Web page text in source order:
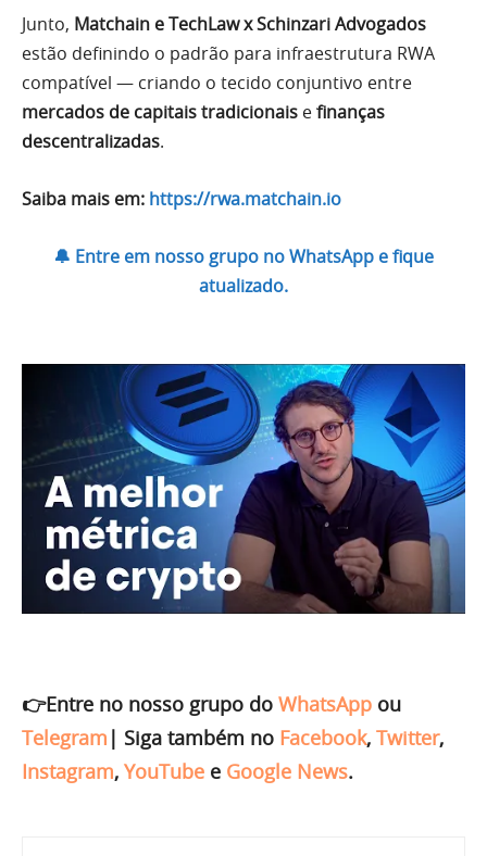
Junto, Matchain e TechLaw x Schinzari Advogados
estão definindo o padrão para infraestrutura RWA
compatível — criando o tecido conjuntivo entre
mercados de capitais tradicionais efinanças
descentralizadas.
Saiba mais em: https://rwa.matchain.io
🔔 Entre em nosso grupo no WhatsApp e fique
atualizado.
👉Entre no nosso grupo do WhatsApp ou
Telegram | Siga também no Facebook, Twitter,
Instagram, YouTube e Google News.